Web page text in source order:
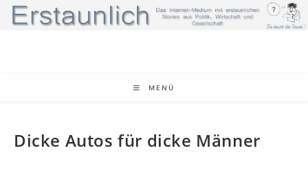
Zum
Inhalt
MENÜ
Dicke Autos für dicke Männer